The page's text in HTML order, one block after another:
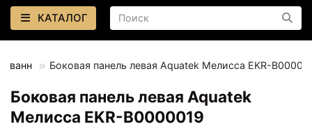
КАТАЛОГ
ванн Боковая панель левая Aquatek Мелисса EKR-
Боковая панель левая Aquatek
Мелисса EKR-B0000019